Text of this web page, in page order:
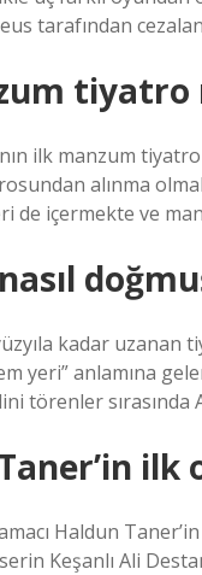
tarafından
tiyatro
ilk manzum
alınma
de içermekte ve
kadar uzanan
yeri” anlamına
törenler
ilk
Haldun
Keşanlı Ali